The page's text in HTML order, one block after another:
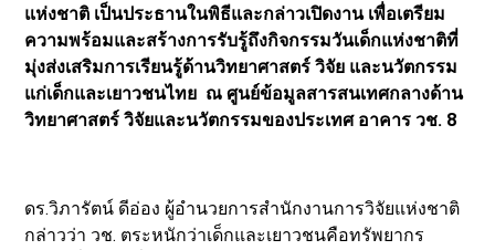
แห่งชาติ เป็นประธานในพิธีและกล่าวเปิดงาน เพื่อเตรียม
ความพร้อมและสร้างการรับรู้ถึงกิจกรรมวันเด็กแห่งชาติที่
มุ่งส่งเสริมการเรียนรู้ด้านวิทยาศาสตร์ วิจัย และนวัตกรรม
แก่เด็กและเยาวชนไทย ณ ศูนย์ข้อมูลสารสนเทศกลางด้าน
วิทยาศาสตร์ วิจัยและนวัตกรรมของประเทศ อาคาร วช. 8
ดร.วิภารัตน์ ดีอ่อง ผู้อำนวยการสำนักงานการวิจัยแห่งชาติ
กล่าวว่า วช. ตระหนักว่าเด็กและเยาวชนคือทรัพยากร